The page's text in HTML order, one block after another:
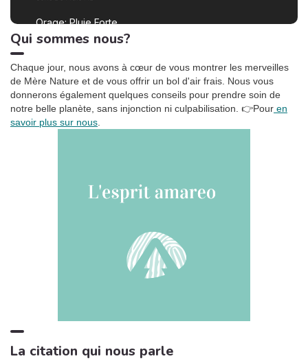
Orage: Pluie Forte
Sons De Pluie HD
2:55
5
Oasis de sommeil
3:27
6 La tempête tropicale à l'horizon
Somnolent Jean
1:42
Qui sommes nous?
Chaque jour, nous avons à cœur de vous montrer les merveilles
de Mère Nature et de vous offrir un bol d'air frais. Nous vous
donnerons également quelques conseils pour prendre soin de
notre belle planète, sans injonction ni culpabilisation. 👉Pour en
savoir plus sur nous
La citation qui nous parle